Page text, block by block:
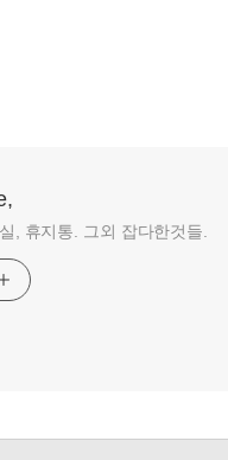
, 휴지통. 그외 잡다한것들.